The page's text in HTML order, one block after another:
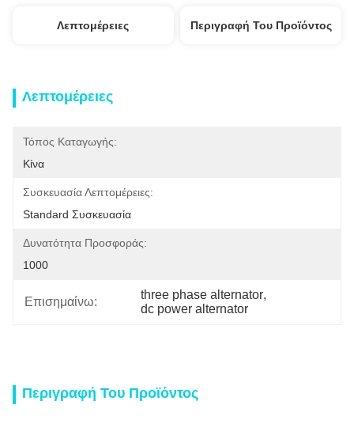
Λεπτομέρειες Περιγραφή Του Προϊόντος
Λεπτομέρειες
Τόπος Καταγωγής:
Κίνα
Συσκευασία Λεπτομέρειες:
Standard Συσκευασία
Δυνατότητα Προσφοράς:
1000
Επισημαίνω:
three phase alternator,
dc power alternator
Περιγραφή Του Προϊόντος